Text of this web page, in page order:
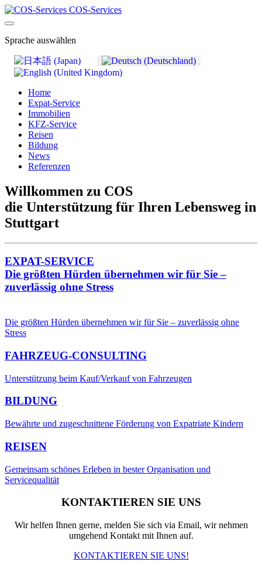
COS-Services
Sprache auswählen
Home
Expat-Service
Immobilien
KFZ-Service
Reisen
Bildung
News
Referenzen
Willkommen zu COS
die Unterstützung für Ihren Lebensweg in
Stuttgart
EXPAT-SERVICE
Die größten Hürden übernehmen wir für Sie –
zuverlässig ohne Stress
Die größten Hürden übernehmen wir für Sie – zuverlässig ohne
Stress
FAHRZEUG-CONSULTING
Unterstützung beim Kauf/Verkauf von Fahrzeugen
BILDUNG
Bewährte und zugeschnittene Förderung von Expatriate Kindern
REISEN
Gemeinsam schönes Erleben in bester Organisation und
Servicequalität
KONTAKTIEREN SIE UNS
Wir helfen Ihnen gerne, melden Sie sich via Email, wir nehmen
umgehend Kontakt mit Ihnen auf.
KONTAKTIEREN SIE UNS!